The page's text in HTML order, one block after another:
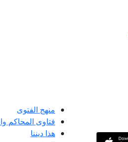
منهج الفتوى
فتاوى المحاكم
هذا ديننا